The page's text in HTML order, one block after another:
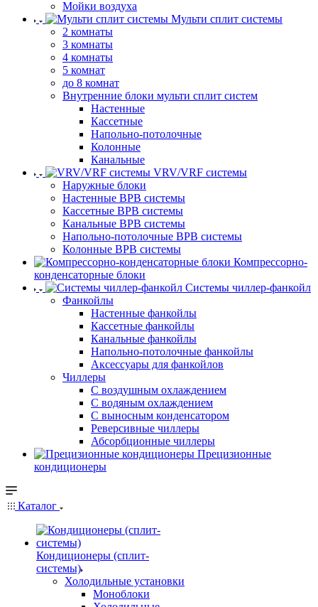
Мойки воздуха
Мульти сплит системы
2 комнаты
3 комнаты
4 комнаты
5 комнат
до 8 комнат
Внутренние блоки мульти сплит систем
Настенные
Кассетные
Напольно-потолочные
Колонные
Канальные
VRV/VRF системы
Наружные блоки
Настенные ВРВ системы
Кассетные ВРВ системы
Канальные ВРВ системы
Напольно-потолочные ВРВ системы
Колонные ВРВ системы
Компрессорно-
конденсаторные блоки
Системы чиллер-фанкойл
Фанкойлы
Настенные фанкойлы
Кассетные фанкойлы
Канальные фанкойлы
Напольно-потолочные фанкойлы
Аксессуары для фанкойлов
Чиллеры
С воздушным охлаждением
С водяным охлаждением
С выносным конденсатором
Реверсивные чиллеры
Абсорбционные чиллеры
Прецизионные
кондиционеры
Каталог
Кондиционеры (сплит-
системы)
Холодильные установки
Моноблоки